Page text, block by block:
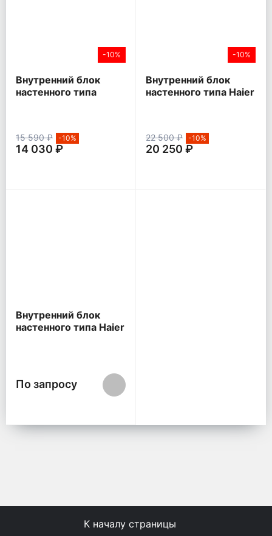
-10%
Внутренний блок
настенного типа
15 590 ₽ -10%
14 030 ₽
-10%
Внутренний блок
настенного типа Haier
22 500 ₽ -10%
20 250 ₽
Внутренний блок
настенного типа Haier
По запросу
К началу страницы